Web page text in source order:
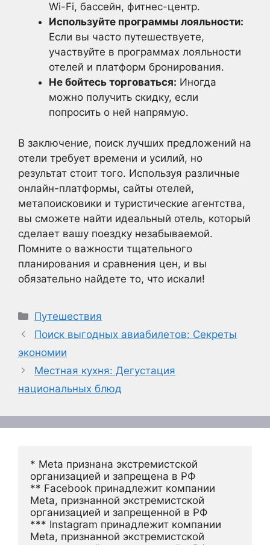
Wi-Fi, бассейн, фитнес-центр.
Используйте программы лояльности:
Если вы часто путешествуете,
участвуйте в программах лояльности
отелей и платформ бронирования.
Не бойтесь торговаться: Иногда
можно получить скидку, если
попросить о ней напрямую.
В заключение, поиск лучших предложений на
отели требует времени и усилий, но
результат стоит того. Используя различные
онлайн-платформы, сайты отелей,
метапоисковики и туристические агентства,
вы сможете найти идеальный отель, который
сделает вашу поездку незабываемой.
Помните о важности тщательного
планирования и сравнения цен, и вы
обязательно найдете то, что искали!
Рубрики
Путешествия
Поиск выгодных авиабилетов: Секреты
экономии
Местная кухня: Дегустация
национальных блюд
* Meta признана экстремистской
организацией и запрещена в РФ
** Facebook принадлежит компании
Meta, признанной экстремистской
организацией и запрещенной в РФ
*** Instagram принадлежит компании
Meta, признанной экстремистской